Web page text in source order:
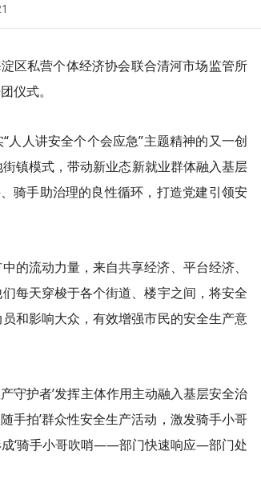
区私营个体经济协会联合清河市场监管所
仪式。
人人讲安全个个会应急”主题精神的又一创
镇模式，带动新业态新就业群体融入基层
骑手助治理的良性循环，打造党建引领安
的流动力量，来自共享经济、平台经济、
每天穿梭于各个街道、楼宇之间，将安全
和影响大众，有效增强市民的安全生产意
守护者’发挥主体作用主动融入基层安全治
手拍’群众性安全生产活动，激发骑手小哥
‘骑手小哥吹哨——部门快速响应—部门处